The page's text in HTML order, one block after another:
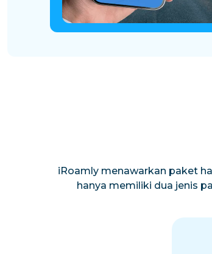
iRoamly menawarkan paket
hanya memiliki dua jenis